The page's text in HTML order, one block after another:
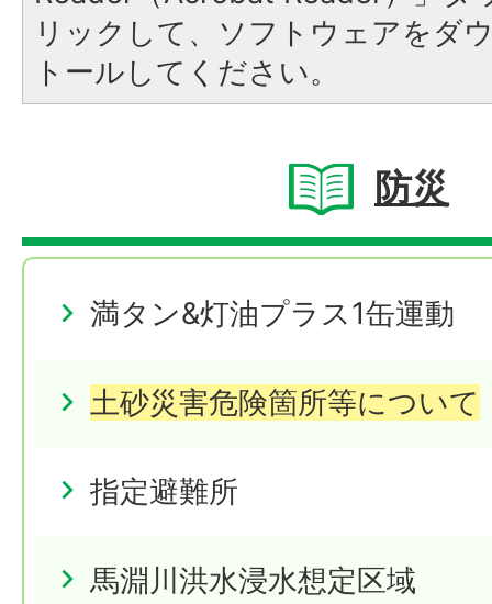
リックして、ソフトウェアをダ
トールしてください。
防災
満タン&灯油プラス1缶運動
土砂災害危険箇所等について
指定避難所
馬淵川洪水浸水想定区域